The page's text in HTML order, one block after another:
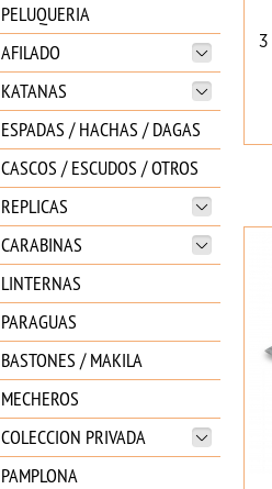
PELUQUERIA
AFILADO
KATANAS
ESPADAS / HACHAS / DAGAS
CASCOS / ESCUDOS / OTROS
REPLICAS
CARABINAS
LINTERNAS
PARAGUAS
BASTONES / MAKILA
MECHEROS
COLECCION PRIVADA
PAMPLONA
3